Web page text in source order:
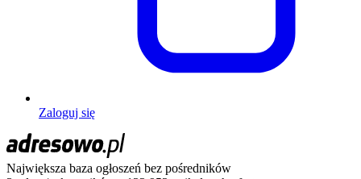
Zaloguj się
Największa baza ogłoszeń bez pośredników